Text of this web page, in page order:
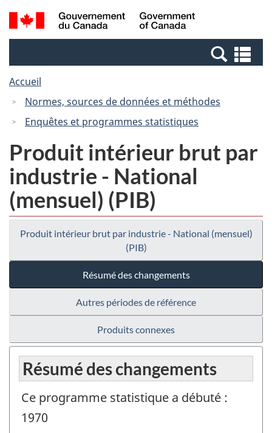
Passer
au
Passer
à
Canada
Recherche
et
et
Accueil
Normes, sources de données et méthodes
Enquêtes et programmes statistiques
Produit intérieur brut par
industrie - National
(mensuel) (PIB)
Produit intérieur brut par industrie - National (mensuel)
(PIB)
Résumé des changements
Autres périodes de référence
Produits connexes
Résumé des changements
Ce programme statistique a débuté :
1970